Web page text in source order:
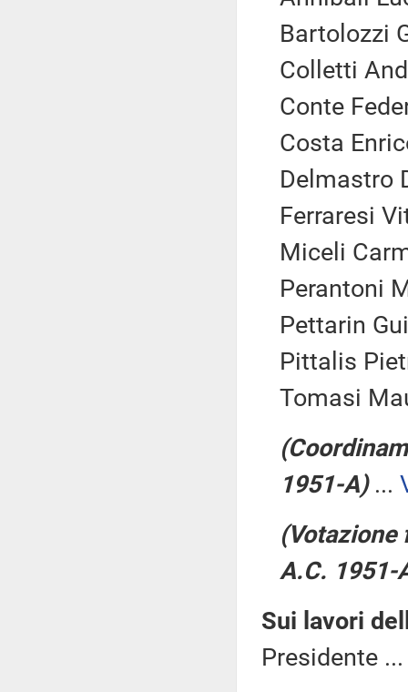
Bartolozzi
Colletti
Conte
Costa
Delmastro
Ferraresi
Miceli
Perantoni
Pettarin
Pittalis
Tomasi
1951-A) ...
(Votazione
A.C. 1951-
Sui lavori
Presidente